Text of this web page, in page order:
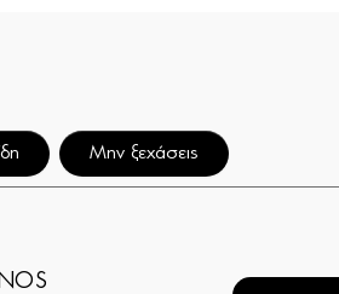
Μην ξεχάσεις